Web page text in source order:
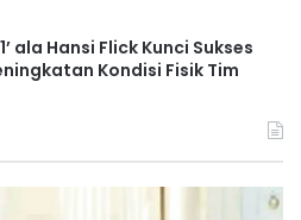
ala Hansi Flick Kunci Sukses
Kondisi Fisik Tim